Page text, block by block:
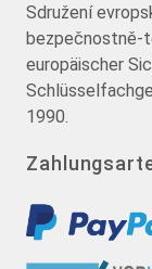
Sdružení
bezpečnostně-
europäischer
1990.